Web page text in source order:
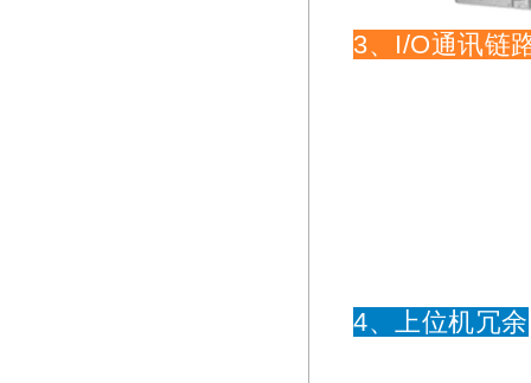
3、I/O通讯链
4、上位机冗余